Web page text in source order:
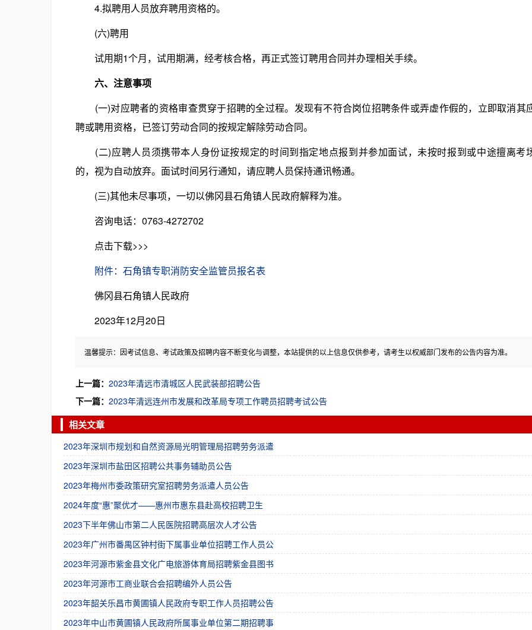
4.拟聘用人员放弃聘用资格的。
(六)聘用
试用期1个月，试用期满，经考核合格，再正式签订聘用合同并办理相关手续。
六、注意事项
(一)对应聘者的资格审查贯穿于招聘的全过程。发现有不符合岗位招聘条件或弄虚作假的，立即取消其
聘或聘用资格，已签订劳动合同的按规定解除劳动合同。
(二)应聘人员须携带本人身份证按规定的时间到指定地点报到并参加面试，未按时报到或中途擅离考
的，视为自动放弃。面试时间另行通知，请应聘人员保持通讯畅通。
(三)其他未尽事项，一切以佛冈县石角镇人民政府解释为准。
咨询电话：0763-4272702
点击下载>>>
附件：石角镇专职消防安全监管员报名表
佛冈县石角镇人民政府
2023年12月20日
温馨提示：因考试信息、考试政策及招聘内容不断变化与调整，本站提供的以上信息仅供参考，请考生以权威部门发布的公告内容为准。
上一篇： 2023年清远市清城区人民武装部招聘公告
下一篇： 2023年清远连州市发展和改革局专项工作聘员招聘考试公告
相关文章
2023年深圳市规划和自然资源局光明管理局招聘劳务派遣
2023年深圳市盐田区招聘公共事务辅助员公告
2023年梅州市委政策研究室招聘劳务派遣人员公告
2024年度“惠”聚优才——惠州市惠东县赴高校招聘卫生
2023下半年佛山市第二人民医院招聘高层次人才公告
2023年广州市番禺区钟村街下属事业单位招聘工作人员公
2023年河源市紫金县文化广电旅游体育局招聘紫金县图书
2023年河源市工商业联合会招聘编外人员公告
2023年韶关乐昌市黄圃镇人民政府专职工作人员招聘公告
2023年中山市黄圃镇人民政府所属事业单位第二期招聘事